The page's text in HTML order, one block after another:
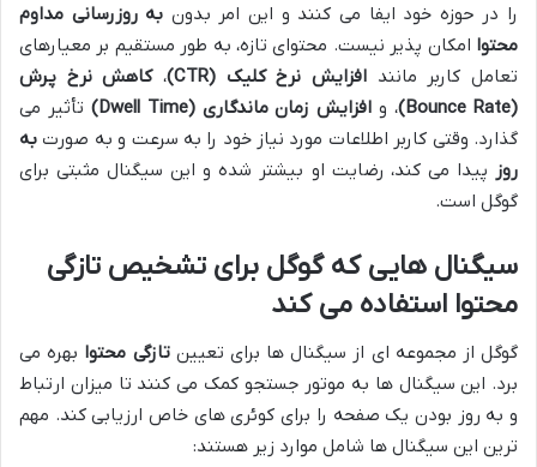
را در حوزه خود ایفا می کنند و این امر بدون به روزرسانی مداوم
محتوا امکان پذیر نیست. محتوای تازه، به طور مستقیم بر معیارهای
تعامل کاربر مانند افزایش نرخ کلیک (CTR) ،کاهش نرخ پرش
(Bounce Rate)
، و افزایش زمان ماندگاری (Dwell Time)
تأثیر می
گذارد. وقتی کاربر اطلاعات مورد نیاز خود را به سرعت و به صورت به
روز پیدا می کند، رضایت او بیشتر شده و این سیگنال مثبتی برای
گوگل است.
سیگنال هایی که گوگل برای تشخیص تازگی
محتوا استفاده می کند
گوگل از مجموعه ای از سیگنال ها برای تعیینتازگی محتوا بهره می
برد. این سیگنال ها به موتور جستجو کمک می کنند تا میزان ارتباط
و به روز بودن یک صفحه را برای کوئری های خاص ارزیابی کند. مهم
ترین این سیگنال ها شامل موارد زیر هستند: